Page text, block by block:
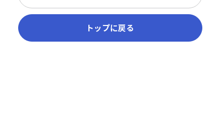
トップに戻る